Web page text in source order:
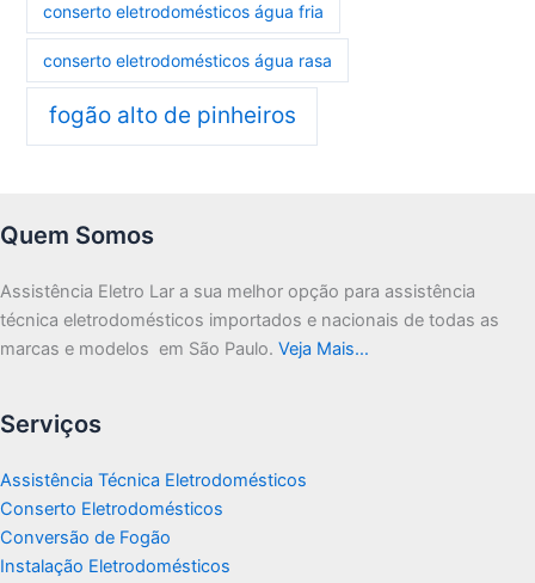
conserto eletrodomésticos água fria
conserto eletrodomésticos água rasa
fogão alto de pinheiros
Quem Somos
Assistência Eletro Lar a sua melhor opção para assistência
técnica eletrodomésticos importados e nacionais de todas as
marcas e modelos em São Paulo. Veja Mais…
Serviços
Assistência Técnica Eletrodomésticos
Conserto Eletrodomésticos
Conversão de Fogão
Instalação Eletrodomésticos